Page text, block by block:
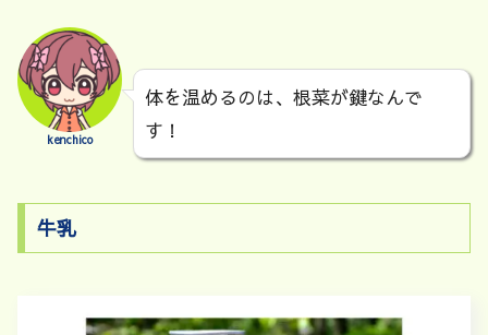
kenchico
体を温めるのは、根菜が鍵なんで
す！
牛乳